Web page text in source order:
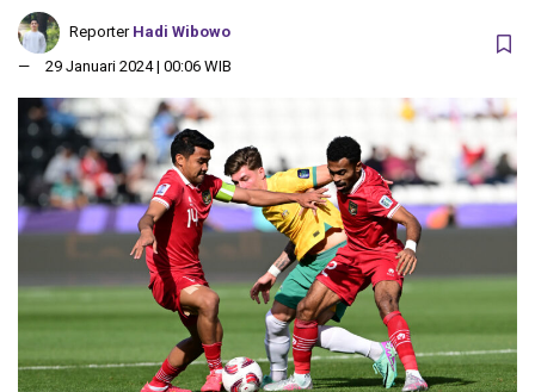
Reporter Hadi Wibowo
29 Januari 2024 | 00:06 WIB